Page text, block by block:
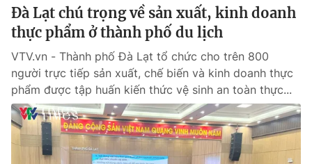
Đà Lạt chú trọng về sản xuất, kinh doanh
thực phẩm ở thành phố du lịch
VTV.vn - Thành phố Đà Lạt tổ chức cho trên 800
người trực tiếp sản xuất, chế biến và kinh doanh thực
phẩm được tập huấn kiến thức vệ sinh an toàn thực...